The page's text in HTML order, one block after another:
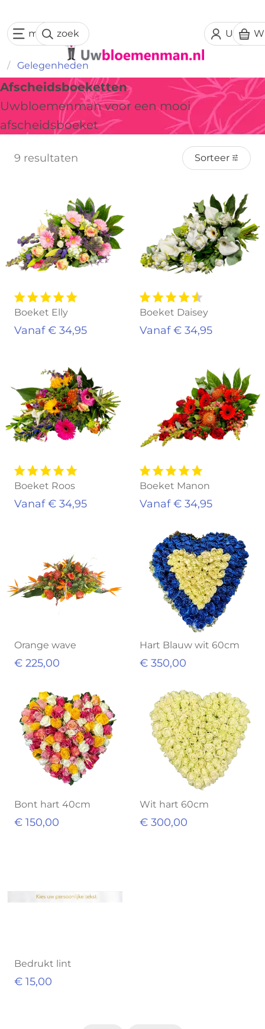
Uw
menuzoek
Gelegenheden
Afscheidsboeketten
Uwbloemenman voor een mooi
afscheidsboeket
9 resultaten Sorteer
Boeket Elly
Vanaf € 34,95
Boeket Daisey
Vanaf € 34,95
Boeket Roos
Vanaf € 34,95
Boeket Manon
Vanaf € 34,95
Orange wave
€ 225,00
Hart Blauw wit 60cm
€ 350,00
Bont hart 40cm
€ 150,00
Wit hart 60cm
€ 300,00
Bedrukt lint
€ 15,00